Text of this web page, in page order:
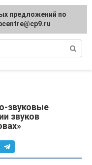
терапия
звуковые
звуков
предложений по